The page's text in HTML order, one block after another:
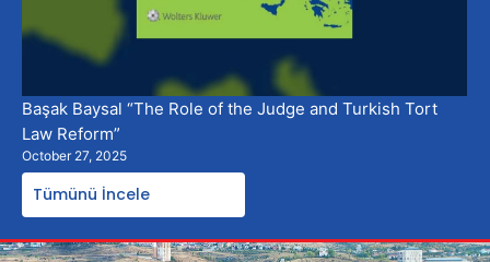
Başak Baysal “The Role of the Judge and Turkish Tort
Law Reform”
October 27, 2025
Tümünü İncele